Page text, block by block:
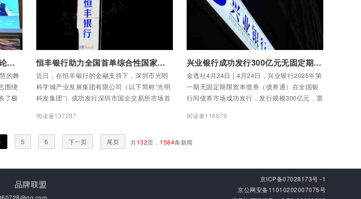
浦发银行董事长张为忠的陆家嘴论坛观点对金融强国建设极具建设性
的舞
围绕
了极
恒丰银行助力全国首单综合性国家科学中心科创债成功发行
近日，在恒丰银行的金融支持下，深圳市光明
科学城产业发展集团有限公司（以下简称“光明
科发集团”）成功发行深圳市国企交易所市场首
行期限为“3+2”年，票面利率低至1.85%，创全
阅读量137287
兴业银行成功发行300亿元无固定期限资本债券
金透社4月24日 | 4月24日，兴业银行2025年第
一期无固定期限资本债券（债券通）在全国银
行间债券市场成功发行，发行规模300亿元，票
法律和主管部门的批准，用于补充其他一级资
构、增强风险抵御和可持续发展能力具有重要
阅读量116679
5 6 下一页 尾页 共132页， 1584条新闻
品牌联盟
京ICP备07028173号 -1
京公网安备11010202007075号